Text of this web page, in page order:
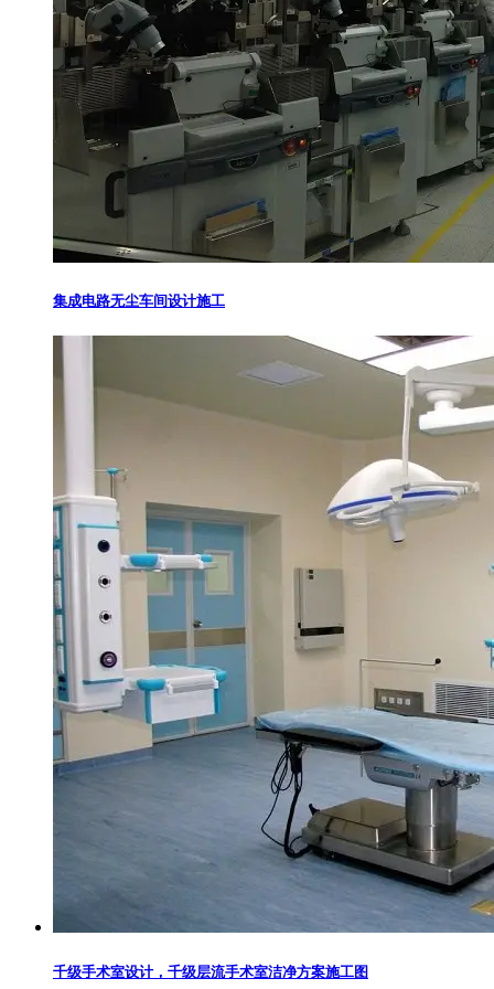
集成电路无尘车间设计施工
千级手术室设计，千级层流手术室洁净方案施工图